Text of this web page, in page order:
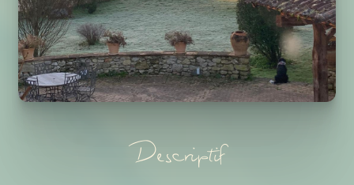
Descriptif